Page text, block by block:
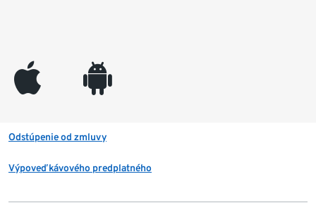
appleinc android
Odstúpenie od zmluvy
Výpoveď kávového predplatného